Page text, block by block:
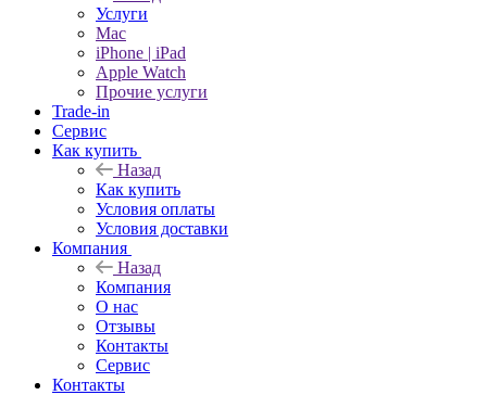
Услуги
Mac
iPhone | iPad
Apple Watch
Прочие услуги
Trade-in
Сервис
Как купить
Назад
Как купить
Условия оплаты
Условия доставки
Компания
Назад
Компания
О нас
Отзывы
Контакты
Сервис
Контакты